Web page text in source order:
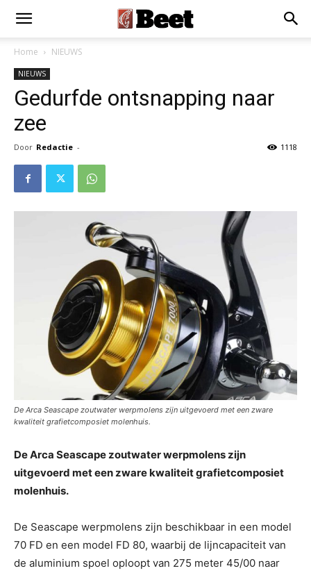
Home NIEUWS
NIEUWS
Gedurfde ontsnapping naar
zee
Door Redactie - 1118
De Arca Seascape zoutwater werpmolens zijn uitgevoerd met een zware
kwaliteit grafietcomposiet molenhuis.
De Arca Seascape zoutwater werpmolens zijn
uitgevoerd met een zware kwaliteit grafietcomposiet
molenhuis.
De Seascape werpmolens zijn beschikbaar in een model
70 FD en een model FD 80, waarbij de lijncapaciteit van
de aluminium spoel oploopt van 275 meter 45/00 naar
Installeren